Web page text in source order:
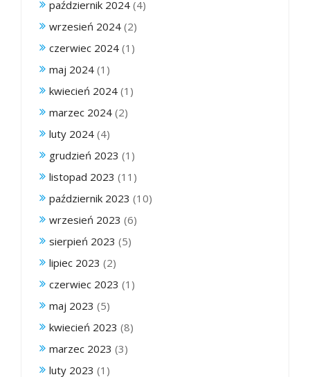
październik 2024 (4)
wrzesień 2024 (2)
czerwiec 2024 (1)
maj 2024 (1)
kwiecień 2024 (1)
marzec 2024 (2)
luty 2024 (4)
grudzień 2023 (1)
listopad 2023 (11)
październik 2023 (10)
wrzesień 2023 (6)
sierpień 2023 (5)
lipiec 2023 (2)
czerwiec 2023 (1)
maj 2023 (5)
kwiecień 2023 (8)
marzec 2023 (3)
luty 2023 (1)